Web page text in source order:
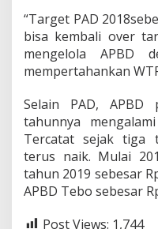
“Target PAD
bisa kembali over
mengelola APBD
mempertahankan
Selain PAD,
tahunnya
Tercatat sejak tiga
terus naik. Mulai
tahun 2019 sebesar
APBD Tebo sebesar
Post Views: 1,744